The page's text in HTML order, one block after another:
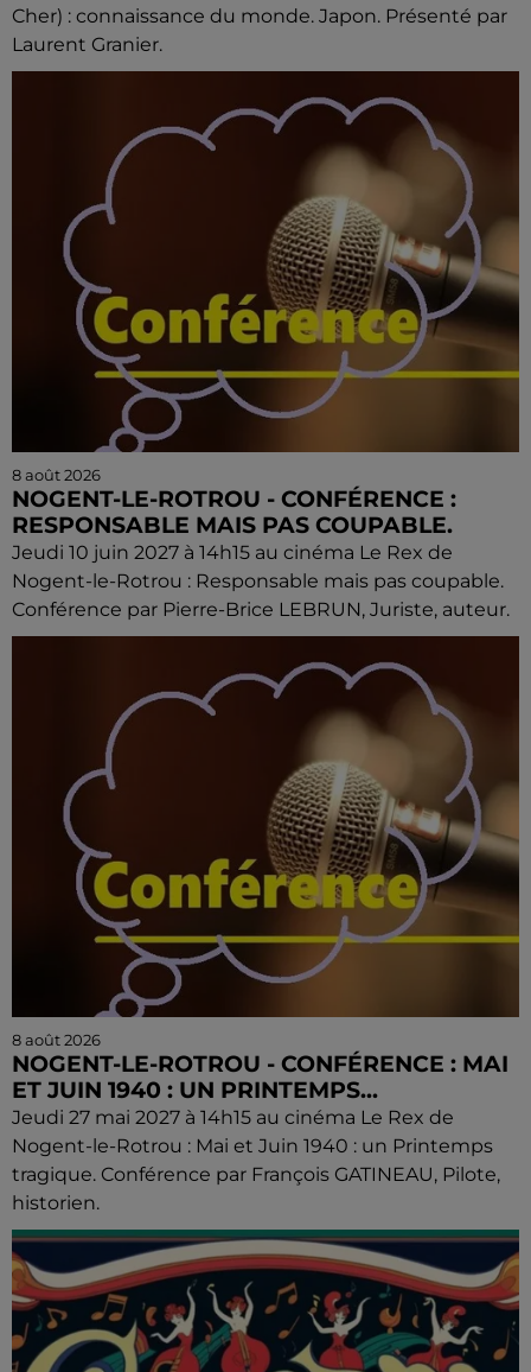
Cher) : connaissance du monde. Japon. Présenté par
Laurent Granier.
8 août 2026
NOGENT-LE-ROTROU - CONFÉRENCE :
RESPONSABLE MAIS PAS COUPABLE.
Jeudi 10 juin 2027 à 14h15 au cinéma Le Rex de
Nogent-le-Rotrou : Responsable mais pas coupable.
Conférence par Pierre-Brice LEBRUN, Juriste, auteur.
8 août 2026
NOGENT-LE-ROTROU - CONFÉRENCE : MAI
ET JUIN 1940 : UN PRINTEMPS...
Jeudi 27 mai 2027 à 14h15 au cinéma Le Rex de
Nogent-le-Rotrou : Mai et Juin 1940 : un Printemps
tragique. Conférence par François GATINEAU, Pilote,
historien.